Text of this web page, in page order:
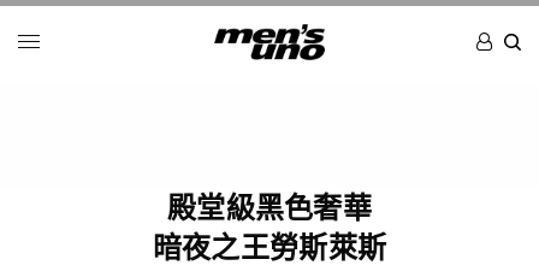
殿堂級黑色奢華
暗夜之王勞斯萊斯